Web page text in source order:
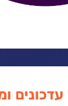
ומתנות?